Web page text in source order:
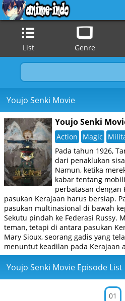
List Genre
Youjo Senki Movie
Youjo Senki
Action Magic
Pada tahun 1926,
dari penaklukan
Namun, ketika
kabar tentang
perbatasan dengan
pasukan Kerajaan harus bersiap.
pasukan multinasional di bawah
Sekutu pindah ke Federasi Russy.
teman, tetapi di antara pasukan
Mary Sioux, seorang gadis yang
menuntut keadilan pada Kerajaan
Youjo Senki Movie Episode List
01